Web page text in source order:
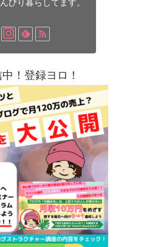
びり暮らしてます。
！登録ヨロ！